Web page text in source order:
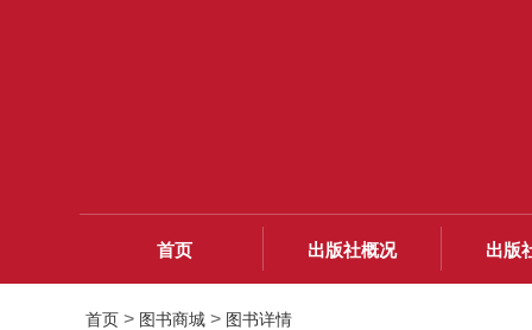
首页 出版社概况 出版
首页 > 图书商城 > 图书详情